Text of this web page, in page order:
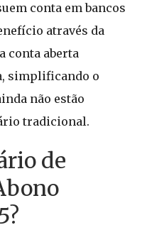
conta em bancos
através da
conta aberta
simplificando o
não estão
tradicional.
de